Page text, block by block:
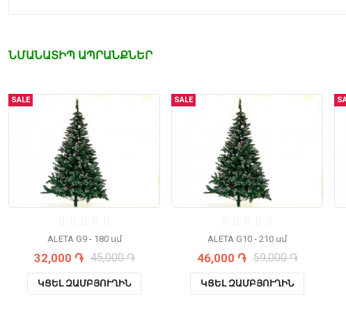
ՆՄԱՆԱՏԻՊ ԱՊՐԱՆՔՆԵՐ
SALE
ALETA G9 - 180 սմ
32,000 ֏ 45,000 ֏
ԿՑԵԼ ԶԱՄԲՅՈՒՂԻՆ
SALE
ALETA G10 - 210 սմ
46,000 ֏ 59,000 ֏
ԿՑԵԼ ԶԱՄԲՅՈՒՂԻՆ